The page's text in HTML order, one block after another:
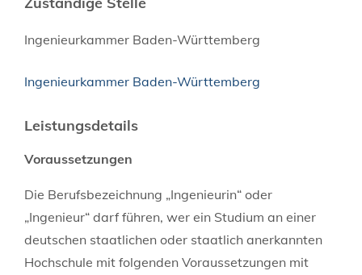
Ingenieurkammer Baden-Württemberg
Ingenieurkammer Baden-Württemberg
Leistungsdetails
Voraussetzungen
Die Berufsbezeichnung „Ingenieurin“ oder
„Ingenieur“ darf führen, wer ein Studium an einer
deutschen staatlichen oder staatlich anerkannten
Hochschule mit folgenden Voraussetzungen mit